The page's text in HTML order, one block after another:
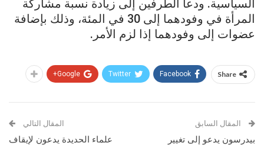
السياسية. ودعا الطرفين إلى زيادة نسبة مشاركة
المرأة في وفودهما إلى 30 في المئة، وذلك بإضافة
عضوات إلى وفودهما إذا لزم الأمر.
Share
Facebook
Twitter
Google+
المقال السابق
بيدرسون يدعو إلى تغيير
المقال التالي
علماء الحديدة يدعون لإيقاف